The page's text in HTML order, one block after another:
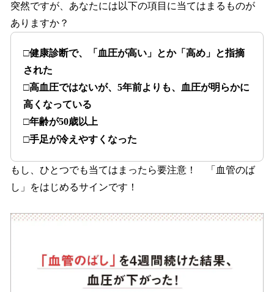
突然ですが、あなたには以下の項目に当てはまるものが
ありますか？
□健康診断で、「血圧が高い」とか「高め」と指摘
された
□高血圧ではないが、5年前よりも、血圧が明らかに
高くなっている
□年齢が50歳以上
□手足が冷えやすくなった
もし、ひとつでも当てはまったら要注意！ 「血管のば
し」をはじめるサインです！